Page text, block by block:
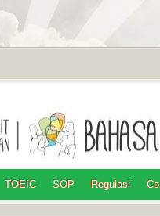
TOEIC SOP Regulasi